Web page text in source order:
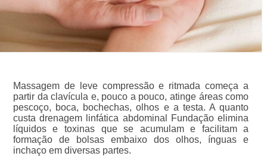
Massagem de leve compressão e ritmada começa a
partir da clavícula e, pouco a pouco, atinge áreas como
pescoço, boca, bochechas, olhos e a testa. A quanto
custa drenagem linfática abdominal Fundação elimina
líquidos e toxinas que se acumulam e facilitam a
formação de bolsas embaixo dos olhos, ínguas e
inchaço em diversas partes.